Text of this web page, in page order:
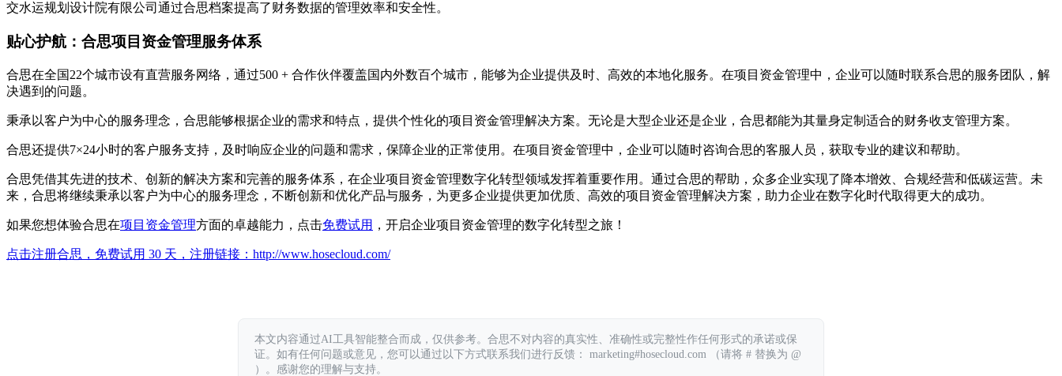
交水运规划设计院有限公司通过合思档案提高了财务数据的管理效率和安全性。
贴心护航：合思项目资金管理服务体系
合思在全国22个城市设有直营服务网络，通过500 + 合作伙伴覆盖国内外数百个城市，能够为企业提供及时、高效的本地化服务。在项目资金管理中，企业可以随时联系合思的服务团队，解
决遇到的问题。
秉承以客户为中心的服务理念，合思能够根据企业的需求和特点，提供个性化的项目资金管理解决方案。无论是大型企业还是企业，合思都能为其量身定制适合的财务收支管理方案。
合思还提供7×24小时的客户服务支持，及时响应企业的问题和需求，保障企业的正常使用。在项目资金管理中，企业可以随时咨询合思的客服人员，获取专业的建议和帮助。
合思凭借其先进的技术、创新的解决方案和完善的服务体系，在企业项目资金管理数字化转型领域发挥着重要作用。通过合思的帮助，众多企业实现了降本增效、合规经营和低碳运营。未
来，合思将继续秉承以客户为中心的服务理念，不断创新和优化产品与服务，为更多企业提供更加优质、高效的项目资金管理解决方案，助力企业在数字化时代取得更大的成功。
如果您想体验合思在项目资金管理方面的卓越能力，点击免费试用 ，开启企业项目资金管理的数字化转型之旅！
点击注册合思，免费试用 30 天，注册链接： http://www.hosecloud.com/
本文内容通过AI工具智能整合而成，仅供参考。合思不对内容的真实性、准确性或完整性作任何形式的承诺或保
证。如有任何问题或意见，您可以通过以下方式联系我们进行反馈： marketing#hosecloud.com （请将 # 替换为 @
）。感谢您的理解与支持。